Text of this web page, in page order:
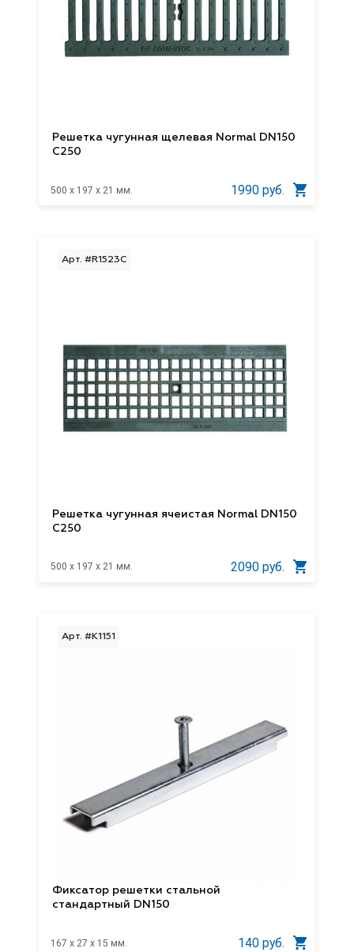
Решетка чугунная щелевая Normal DN150
C250
500 x 197 x 21 мм. 1990 руб.
Арт. #R1523C
Решетка чугунная ячеистая Normal DN150
C250
500 x 197 x 21 мм. 2090 руб.
Арт. #K1151
Фиксатор решетки стальной
стандартный DN150
167 x 27 x 15 мм. 140 руб.